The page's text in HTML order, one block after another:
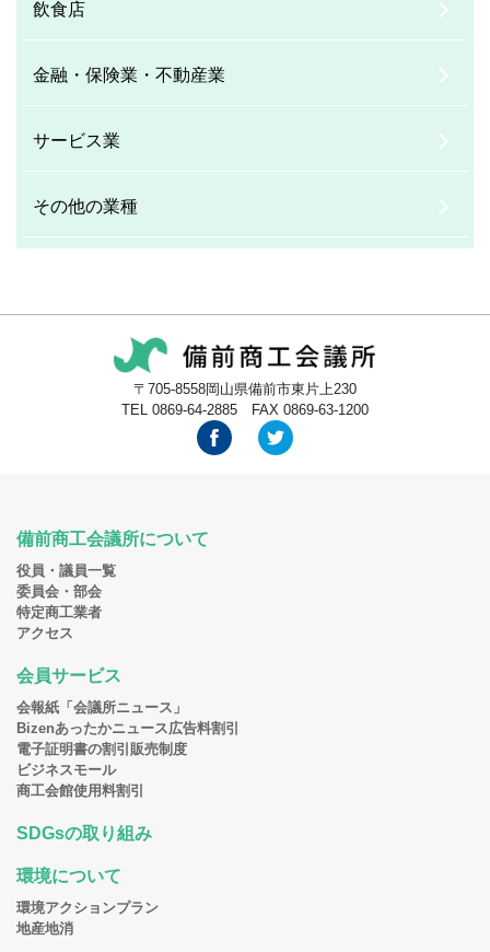
飲食店
金融・保険業・不動産業
サービス業
その他の業種
〒705-8558岡山県備前市東片上230
TEL 0869-64-2885 FAX 0869-63-1200
備前商工会議所について
役員・議員一覧
委員会・部会
特定商工業者
アクセス
会員サービス
会報紙「会議所ニュース」
Bizenあったかニュース広告料割引
電子証明書の割引販売制度
ビジネスモール
商工会館使用料割引
SDGsの取り組み
環境について
環境アクションプラン
地産地消